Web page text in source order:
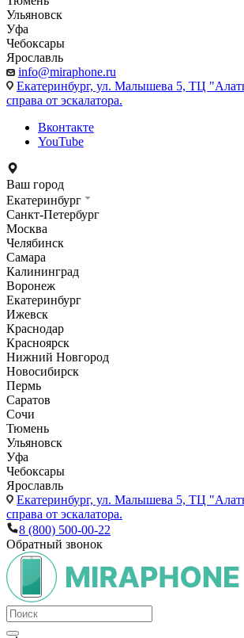
Ульяновск
Уфа
Чебоксары
Ярославль
info@miraphone.ru
Екатеринбург, ул. Малышева 5, ТЦ
справа от эскалатора.
Вконтакте
YouTube
Ваш город
Екатеринбург
Санкт-Петербург
Москва
Челябинск
Самара
Калининград
Воронеж
Екатеринбург
Ижевск
Краснодар
Красноярск
Нижний Новгород
Новосибирск
Пермь
Саратов
Сочи
Тюмень
Ульяновск
Уфа
Чебоксары
Ярославль
Екатеринбург, ул. Малышева 5, ТЦ
справа от эскалатора.
8 (800) 500-00-22
Обратный звонок